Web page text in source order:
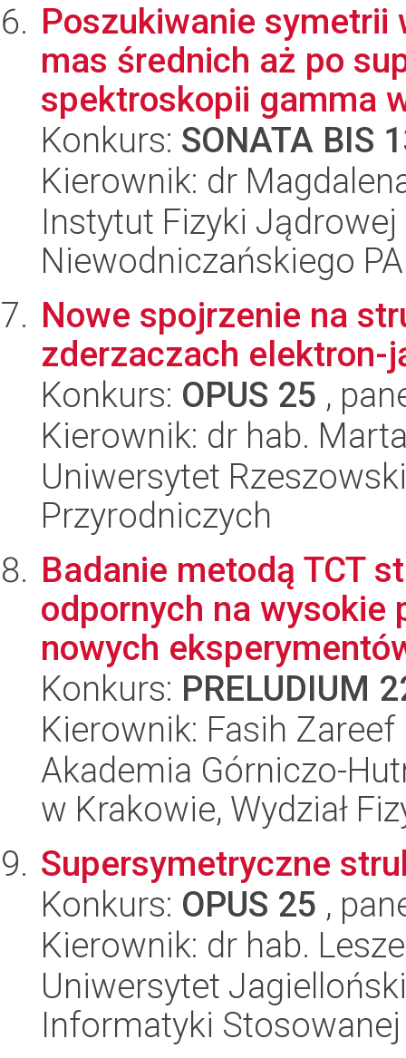
Poszukiwanie symetrii
mas średnich aż po
spektroskopii gamma
Konkurs: SONATA BIS
Kierownik: dr
Instytut Fizyki
Niewodniczańskiego
Nowe spojrzenie na
zderzaczach elektron-
Konkurs: OPUS 25 ,
Kierownik: dr hab.
Uniwersytet
Przyrodniczych
Badanie metodą TCT
odpornych na wysokie
nowych
Konkurs: PRELUDIUM
Kierownik: Fasih Zareef
Akademia Górniczo-
w Krakowie, Wydział
Supersymetryczne
Konkurs: OPUS 25 ,
Kierownik: dr hab.
Uniwersytet
Informatyki Stosowanej